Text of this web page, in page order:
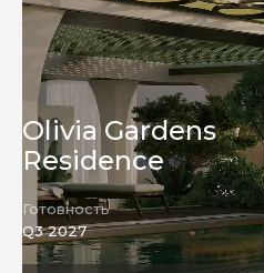
Olivia Gardens
Residence
Готовность
Q3 2027